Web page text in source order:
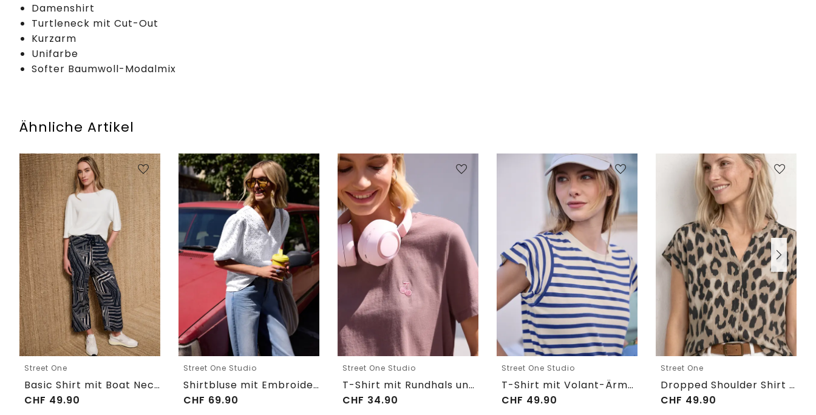
Damenshirt
Turtleneck mit Cut-Out
Kurzarm
Unifarbe
Softer Baumwoll-Modalmix
Ähnliche Artikel
Street One
Basic Shirt mit Boat Neck und Elastikbund
CHF 49.90
Street One Studio
Shirtbluse mit Embroidery-Front
CHF 69.90
Street One Studio
T-Shirt mit Rundhals und Embroidery-Detail
CHF 34.90
Street One Studio
T-Shirt mit Volant-Ärmeln und Print
CHF 49.90
Street One
Dropped Shoulder Shirt im Blusen-Look
CHF 49.90